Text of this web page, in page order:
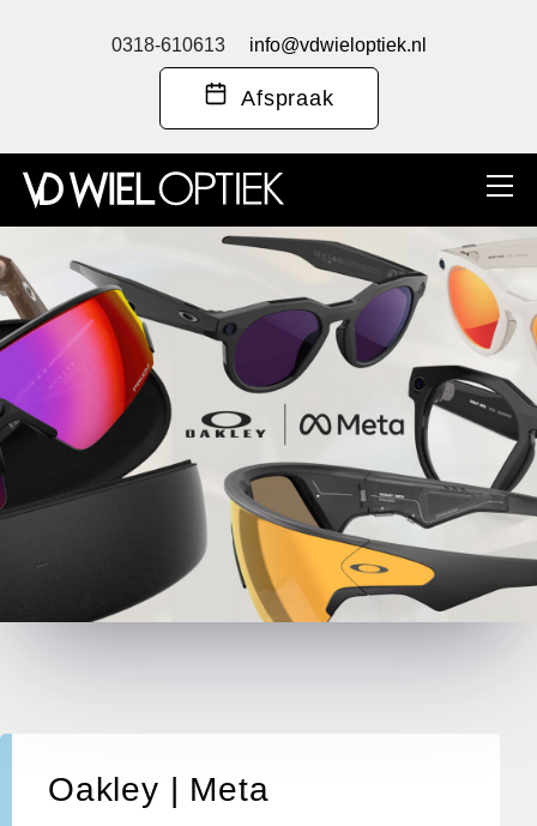
0318-610613 info@vdwieloptiek.nl
Afspraak
Oakley | Meta